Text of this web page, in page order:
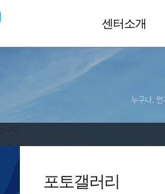
센터소개
누구나, 언
포토갤러리